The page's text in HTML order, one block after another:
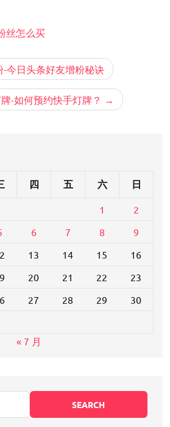
丝怎么买
今日头条好友增粉秘诀
-如何预约快手灯牌？
四 五 六 日
1
2
6 7 8
9
13 14 15
16
20 21 22
23
27 28 29
30
« 7 月